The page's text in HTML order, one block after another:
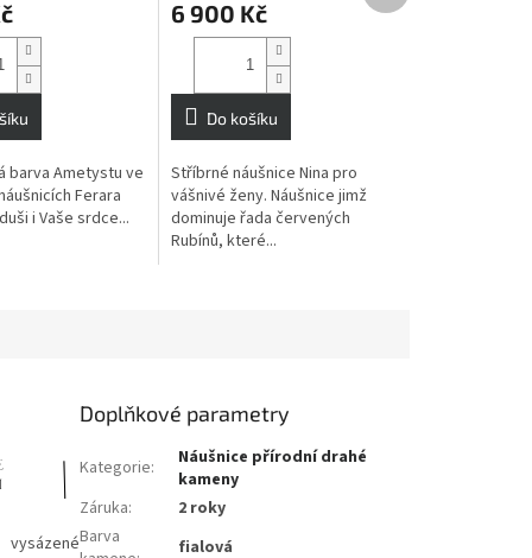
barva Ametystu ve
Ferara
i Vaše srdce...
6 900 Kč
Do košíku
Stříbrné náušnice Nina pro
vášnivé ženy. Náušnice jimž
dominuje řada červených
Rubínů, které...
Doplňkové parametry
Kategorie:
Náušnice přírodní drahé
kameny
Záruka:
2 roky
Barva
fialová